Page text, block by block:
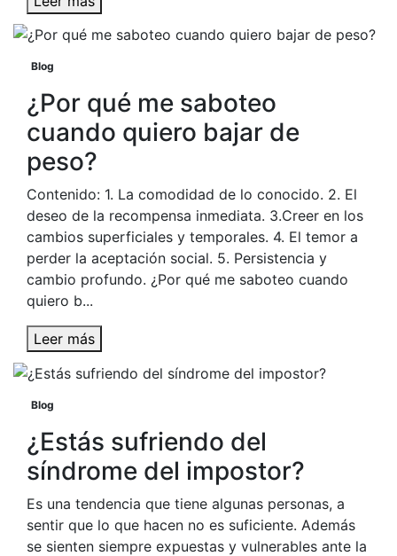
Blog
¿Por qué me saboteo
cuando quiero bajar de
peso?
Contenido: 1. La comodidad de lo conocido. 2. El
deseo de la recompensa inmediata. 3.Creer en los
cambios superficiales y temporales. 4. El temor a
perder la aceptación social. 5. Persistencia y
cambio profundo. ¿Por qué me saboteo cuando
quiero b...
Leer más
Blog
¿Estás sufriendo del
síndrome del impostor?
Es una tendencia que tiene algunas personas, a
sentir que lo que hacen no es suficiente. Además
se sienten siempre expuestas y vulnerables ante la